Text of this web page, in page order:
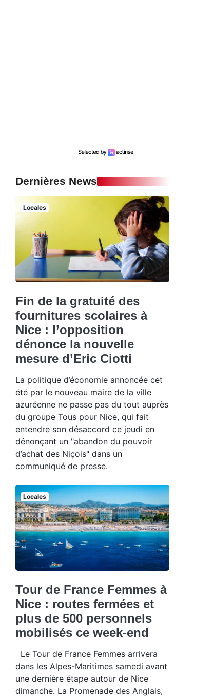
Dernières News
Locales
Fin de la gratuité des
fournitures scolaires à
Nice : l’opposition
dénonce la nouvelle
mesure d’Eric Ciotti
La politique d’économie annoncée cet
été par le nouveau maire de la ville
azuréenne ne passe pas du tout auprès
du groupe Tous pour Nice, qui fait
entendre son désaccord ce jeudi en
dénonçant un "abandon du pouvoir
d’achat des Niçois" dans un
communiqué de presse.
Locales
Tour de France Femmes à
Nice : routes fermées et
plus de 500 personnels
mobilisés ce week-end
Le Tour de France Femmes arrivera
dans les Alpes-Maritimes samedi avant
une dernière étape autour de Nice
dimanche. La Promenade des Anglais,